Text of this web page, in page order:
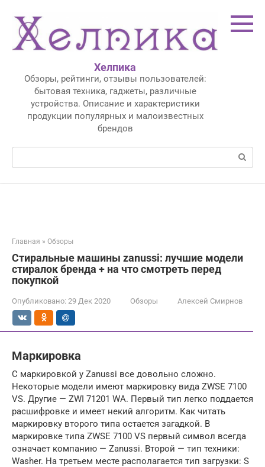
контенту
Хелпика
Обзоры, рейтинги, отзывы пользователей:
бытовая техника, гаджеты, различные
устройства. Описание и характеристики
продукции популярных и малоизвестных
брендов
Поиск:
Главная » Обзоры
Стиральные машины zanussi: лучшие модели
стиралок бренда + на что смотреть перед
покупкой
Опубликовано: 29 Дек 2020 Обзоры Алексей Смирнов
Маркировка
С маркировкой у Zanussi все довольно сложно.
Некоторые модели имеют маркировку вида ZWSE 7100
VS. Другие — ZWI 71201 WA. Первый тип легко поддается
расшифровке и имеет некий алгоритм. Как читать
маркировку второго типа остается загадкой. В
маркировке типа ZWSE 7100 VS первый символ всегда
означает компанию — Zanussi. Второй — тип техники:
Washer. На третьем месте располагается тип загрузки: S